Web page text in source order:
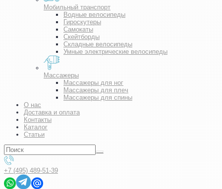
Мобильный транспорт
Водные велосипеды
Гироскутеры
Самокаты
Скейтборды
Складные велосипеды
Умные электрические велосипеды
Массажеры
Массажеры для ног
Массажеры для плеч
Массажеры для спины
О нас
Доставка и оплата
Контакты
Каталог
Статьи
+7 (495) 489-51-39